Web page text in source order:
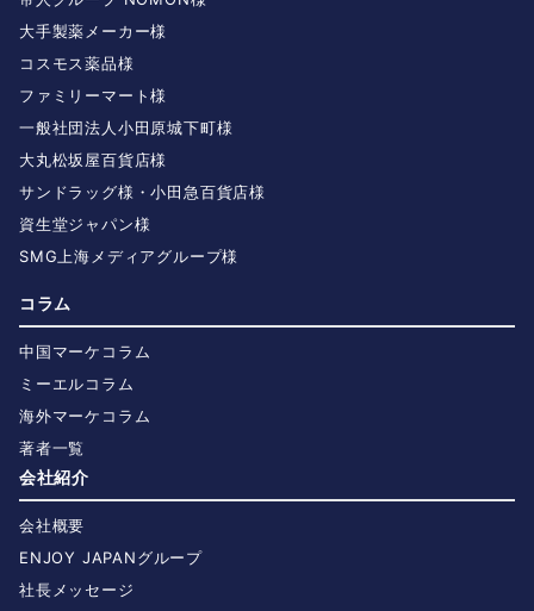
大手製薬メーカー様
コスモス薬品様
ファミリーマート様
一般社団法人小田原城下町様
大丸松坂屋百貨店様
サンドラッグ様・小田急百貨店様
資生堂ジャパン様
SMG上海メディアグループ様
コラム
中国マーケコラム
ミーエルコラム
海外マーケコラム
著者一覧
会社紹介
会社概要
ENJOY JAPANグループ
社長メッセージ